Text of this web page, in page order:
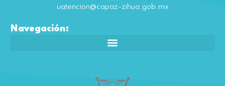
uatencion@capaz-zihua.gob.mx
Navegación: